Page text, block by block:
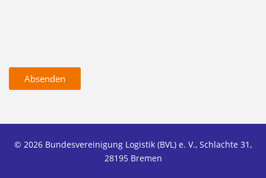
Absenden
© 2026 Bundesvereinigung Logistik (BVL) e. V., Schlachte 31,
28195 Bremen